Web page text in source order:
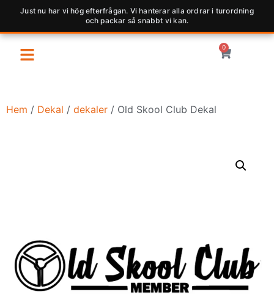
Just nu har vi hög efterfrågan. Vi hanterar alla ordrar i turordning
och packar så snabbt vi kan.
0
Hem / Dekal / dekaler / Old Skool Club Dekal